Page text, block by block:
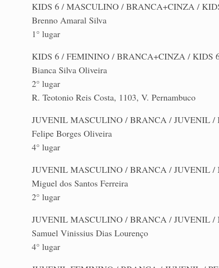
KIDS 6 / MASCULINO / BRANCA+CINZA /
Brenno Amaral Silva
1° lugar
KIDS 6 / FEMININO / BRANCA+CINZA / KIDS
Bianca Silva Oliveira
2° lugar
R. Teotonio Reis Costa, 1103, V. Pernambuco
JUVENIL MASCULINO / BRANCA / JUVENIL /
Felipe Borges Oliveira
4° lugar
JUVENIL MASCULINO / BRANCA / JUVENIL /
Miguel dos Santos Ferreira
2° lugar
JUVENIL MASCULINO / BRANCA / JUVENIL /
Samuel Vinissius Dias Lourenço
4° lugar